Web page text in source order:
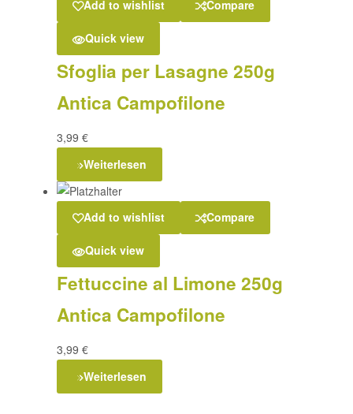
Add to wishlist
Compare
Quick view
Sfoglia per Lasagne 250g
Antica Campofilone
3,99 €
Weiterlesen
Add to wishlist Compare
Quick view
Fettuccine al Limone 250g
Antica Campofilone
3,99 €
Weiterlesen